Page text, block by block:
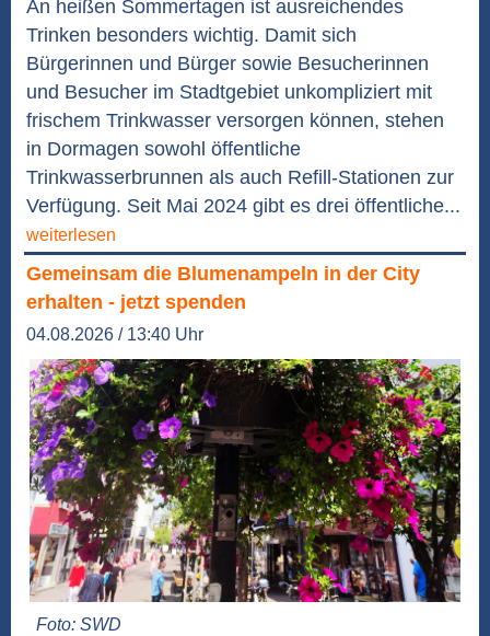
An heißen Sommertagen ist ausreichendes
Trinken besonders wichtig. Damit sich
Bürgerinnen und Bürger sowie Besucherinnen
und Besucher im Stadtgebiet unkompliziert mit
frischem Trinkwasser versorgen können, stehen
in Dormagen sowohl öffentliche
Trinkwasserbrunnen als auch Refill-Stationen zur
Verfügung. Seit Mai 2024 gibt es drei öffentliche...
weiterlesen
Gemeinsam die Blumenampeln in der City
erhalten - jetzt spenden
04.08.2026 / 13:40 Uhr
Foto: SWD